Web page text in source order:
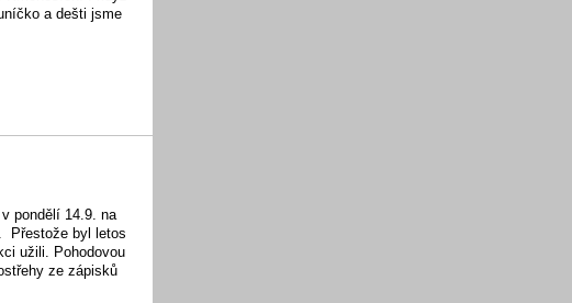
a dešti jsme
pondělí 14.9. na
Přestože byl letos
užili. Pohodovou
ze zápisků